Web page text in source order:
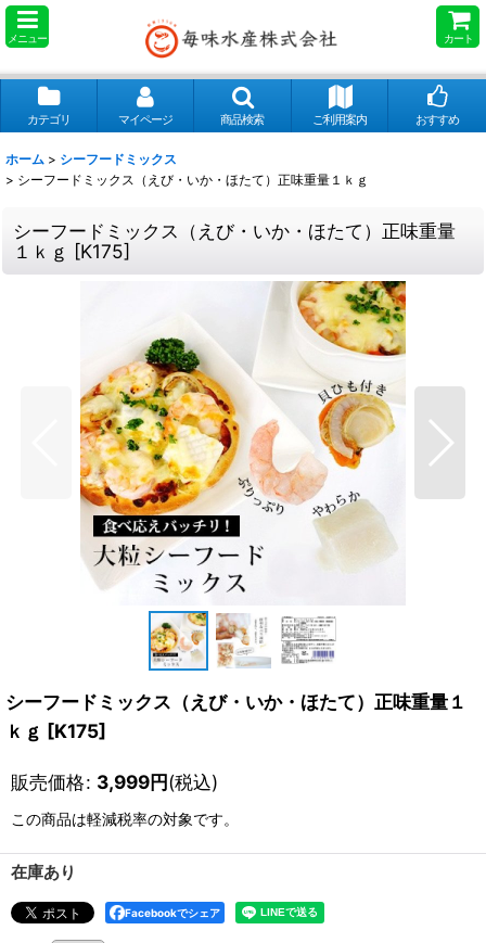
メニュー カート
カテゴリ マイページ 商品検索 ご利用案内 おすすめ
ホーム > シーフードミックス
> シーフードミックス（えび・いか・ほたて）正味重量１ｋｇ
シーフードミックス（えび・いか・ほたて）正味重量
１ｋｇ [K175]
シーフードミックス（えび・いか・ほたて）正味重量１
ｋｇ [K175]
販売価格: 3,999円(税込)
この商品は軽減税率の対象です。
在庫あり
Facebookでシェア